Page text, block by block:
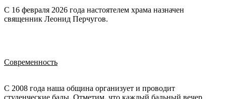
С 16 февраля 2026 года настоятелем храма назначен
священник Леонид Перчугов.
Современность
С 2008 года наша община организует и проводит